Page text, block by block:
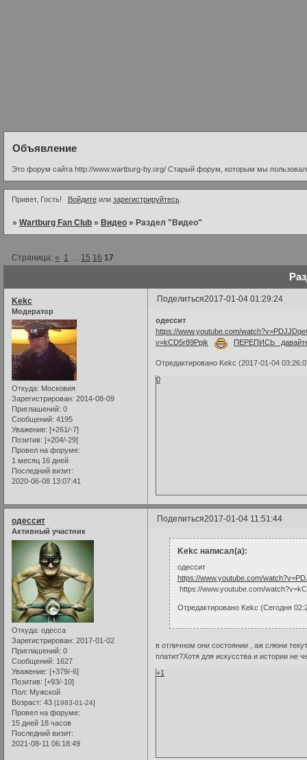
Объявление
Это форум сайта http://www.wartburg-by.org/ Старый форум, которым мы
Привет, Гость! Войдитеили зарегистрируйтесь.
»Wartburg Fan Club » Видео » Раздел "Видео"
Страница:« 1 … 15 16 17
Поделиться2017-01-04 01:29:24
Kekc
Модератор
Откуда: Московия
Зарегистрирован: 2014-08-09
Приглашений: 0
Сообщений: 4195
Уважение: [+261/-7]
Позитив: [+204/-29]
Провел на форуме:
1 месяц 16 дней
Последний визит:
2020-06-08 13:07:41
одессит
https://www.youtube.com/
v=kCD5r89Ppjk
ПЕРЕПИСЬ давайте
Отредактировано Kekc (2017-01-04
0
Поделиться2017-01-04 11:51:44
одессит
Активный участник
Откуда: одесса
Зарегистрирован: 2017-01-02
Приглашений: 0
Сообщений: 1627
Уважение: [+379/-6]
Позитив: [+93/-10]
Пол: Мужской
Возраст: 43 [1983-01-24]
Провел на форуме:
15 дней 18 часов
Последний визит:
2021-08-11 06:18:49
Kekc написал(а):
одессит
https://www.youtube.com/
https://www.youtube.com/
Отредактировано Kekc (Сегодня
в отличном они состоянии , аж слюни
платит?Хотя для искусства и истории не
+1